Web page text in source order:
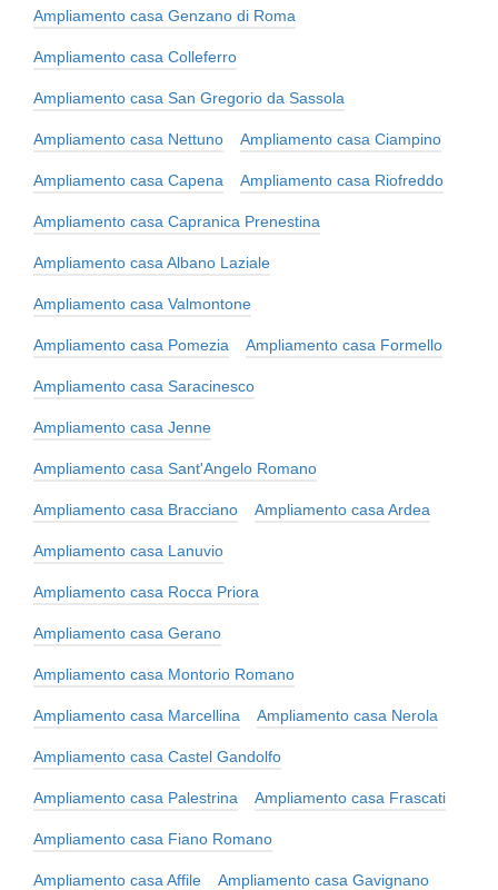
Ampliamento casa Genzano di Roma
Ampliamento casa Colleferro
Ampliamento casa San Gregorio da Sassola
Ampliamento casa Nettuno Ampliamento casa Ciampino
Ampliamento casa Capena Ampliamento casa Riofreddo
Ampliamento casa Capranica Prenestina
Ampliamento casa Albano Laziale
Ampliamento casa Valmontone
Ampliamento casa Pomezia Ampliamento casa Formello
Ampliamento casa Saracinesco
Ampliamento casa Jenne
Ampliamento casa Sant'Angelo Romano
Ampliamento casa Bracciano Ampliamento casa Ardea
Ampliamento casa Lanuvio
Ampliamento casa Rocca Priora
Ampliamento casa Gerano
Ampliamento casa Montorio Romano
Ampliamento casa Marcellina Ampliamento casa Nerola
Ampliamento casa Castel Gandolfo
Ampliamento casa Palestrina Ampliamento casa Frascati
Ampliamento casa Fiano Romano
Ampliamento casa Affile Ampliamento casa Gavignano